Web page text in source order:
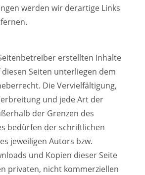
werden wir derartige Links
erstellten Inhalte
Seiten unterliegen dem
Die Vervielfältigung,
und jede Art der
der Grenzen des
bedürfen der schriftlichen
jeweiligen Autors bzw.
und Kopien dieser Seite
privaten, nicht kommerziellen